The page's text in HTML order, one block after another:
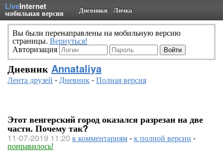
LiveInternet
мобильная версия Дневники Личка
Вы были перенаправлены на мобильную версию
страницы. Вернуться!
Авторизация
Дневник Annataliya
Лента друзей -Дневник-Полная версия
Этот венгерский город оказался разрезан на две
части. Почему так?
11-07-2019 11:20 к комментариям-к полной версии -
понравилось!